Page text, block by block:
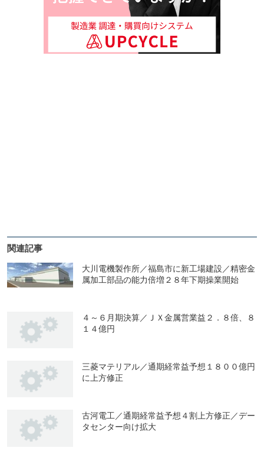
関連記事
大川電機製作所／福島市に新工場建設／精密金
属加工部品の能力倍増２８年下期操業開始
４～６月期決算／ＪＸ金属営業益２．８倍、８
１４億円
三菱マテリアル／通期経常益予想１８００億円
に上方修正
古河電工／通期経常益予想４割上方修正／デー
タセンター向け拡大